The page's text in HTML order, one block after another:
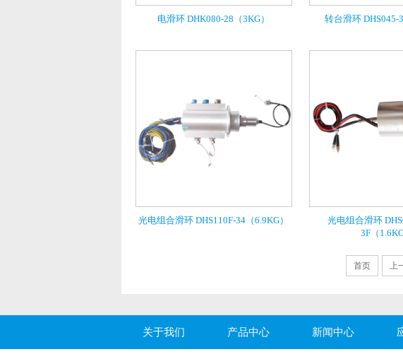
电滑环 DHK080-28（3KG） 转台滑环 DHS045-
光电组合滑环 DHS110F-34（6.9KG）
光电组合滑环
3F（1.6KG
首页 上
关于我们 产品中心 新闻中心